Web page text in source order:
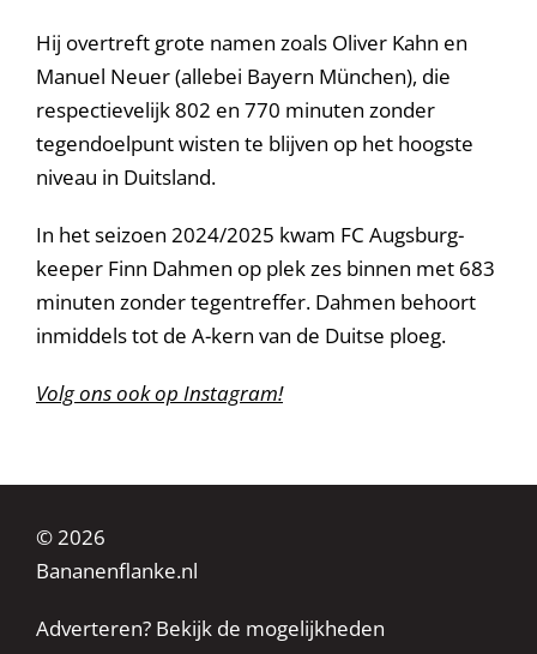
Hij overtreft grote namen zoals Oliver Kahn en
Manuel Neuer (allebei Bayern München), die
respectievelijk 802 en 770 minuten zonder
tegendoelpunt wisten te blijven op het hoogste
niveau in Duitsland.
In het seizoen 2024/2025 kwam FC Augsburg-
keeper Finn Dahmen op plek zes binnen met 683
minuten zonder tegentreffer. Dahmen behoort
inmiddels tot de A-kern van de Duitse ploeg.
Volg ons ook op Instagram!
© 2026
Bananenflanke.nl
Adverteren? Bekijk de mogelijkheden